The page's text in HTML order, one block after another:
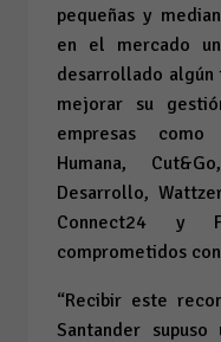
pequeñas y
en el mercado
desarrollado algún
mejorar su
empresas como
Humana,
Desarrollo,
Connect24 y
comprometidos
“Recibir este
Santander